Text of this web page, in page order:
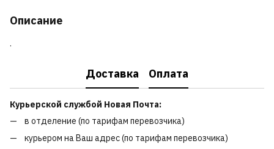
Описание
.
Доставка Оплата
Курьерской службой Новая Почта:
в отделение (по тарифам перевозчика)
курьером на Ваш адрес (по тарифам перевозчика)